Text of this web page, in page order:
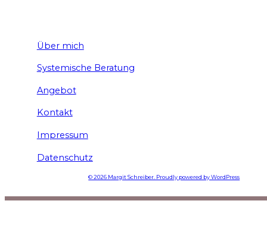
Über mich
Systemische Beratung
Angebot
Kontakt
Impressum
Datenschutz
© 2026 Margit Schreiber. Proudly powered by WordPress